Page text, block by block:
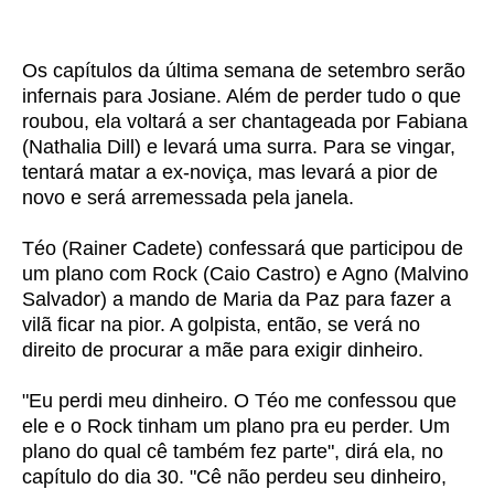
Os capítulos da última semana de setembro serão
infernais para Josiane. Além de perder tudo o que
roubou, ela voltará a ser chantageada por Fabiana
(Nathalia Dill) e levará uma surra. Para se vingar,
tentará matar a ex-noviça, mas levará a pior de
novo e será arremessada pela janela.
Téo (Rainer Cadete) confessará que participou de
um plano com Rock (Caio Castro) e Agno (Malvino
Salvador) a mando de Maria da Paz para fazer a
vilã ficar na pior. A golpista, então, se verá no
direito de procurar a mãe para exigir dinheiro.
"Eu perdi meu dinheiro. O Téo me confessou que
ele e o Rock tinham um plano pra eu perder. Um
plano do qual cê também fez parte", dirá ela, no
capítulo do dia 30. "Cê não perdeu seu dinheiro,